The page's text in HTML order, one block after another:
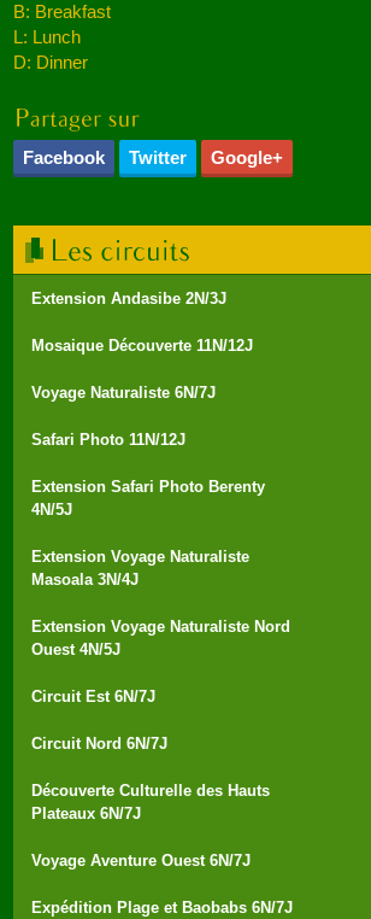
B: Breakfast
L: Lunch
D: Dinner
Facebook Twitter Google+
Extension Andasibe 2N/3J
Mosaique Découverte 11N/12J
Voyage Naturaliste 6N/7J
Safari Photo 11N/12J
Extension Safari Photo Berenty
4N/5J
Extension Voyage Naturaliste
Masoala 3N/4J
Extension Voyage Naturaliste Nord
Ouest 4N/5J
Circuit Est 6N/7J
Circuit Nord 6N/7J
Découverte Culturelle des Hauts
Plateaux 6N/7J
Voyage Aventure Ouest 6N/7J
Expédition Plage et Baobabs 6N/7J